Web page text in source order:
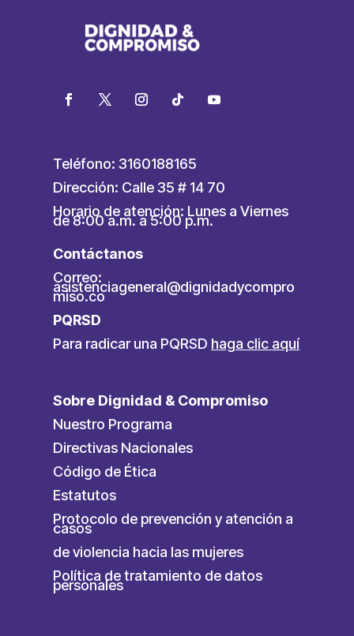
Teléfono: 3160188165
Dirección: Calle 35 # 14 70
Horario de atención: Lunes a Viernes
de 8:00 a.m. a 5:00 p.m.
Contáctanos
Correo:
asistenciageneral@dignidadycompro
miso.co
PQRSD
Para radicar una PQRSD haga clic aquí
Sobre Dignidad & Compromiso
Nuestro Programa
Directivas Nacionales
Código de Ética
Estatutos
Protocolo de prevención y atención a
casos
de violencia hacia las mujeres
Política de tratamiento de datos
personales